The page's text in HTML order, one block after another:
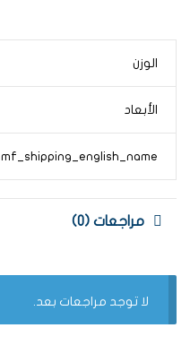
الوزن
الأبعاد
mf_shipping_english_name
مراجعات (0)
لا توجد مراجعات بعد.